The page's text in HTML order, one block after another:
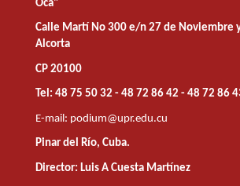
Oca"
Calle Martí No 300 e/n 27 de Noviembre
Alcorta
CP 20100
Tel: 48 75 50 32 - 48 72 86 42 - 48 72 86
E-mail: podium@upr.edu.cu
Pinar del Río, Cuba.
Director: Luis A Cuesta Martínez